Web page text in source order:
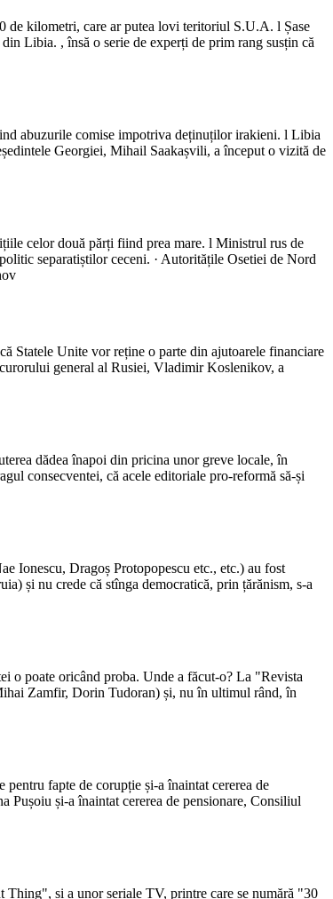
de kilometri, care ar putea lovi teritoriul S.U.A. l Șase
Libia. , însă o serie de experți de prim rang susțin că
abuzurile comise impotriva deținuților irakieni. l Libia
Georgiei, Mihail Saakașvili, a început o vizită de
celor două părți fiind prea mare. l Ministrul rus de
separatiștilor ceceni. · Autoritățile Osetiei de Nord
Statele Unite vor reține o parte din ajutoarele financiare
general al Rusiei, Vladimir Koslenikov, a
dădea înapoi din pricina unor greve locale, în
consecventei, că acele editoriale pro-reformă să-și
Ionescu, Dragoș Protopopescu etc., etc.) au fost
și nu crede că stînga democratică, prin țărănism, s-a
o poate oricând proba. Unde a făcut-o? La "Revista
Zamfir, Dorin Tudoran) și, nu în ultimul rând, în
fapte de corupție și-a înaintat cererea de
Pușoiu și-a înaintat cererea de pensionare, Consiliul
și a unor seriale TV, printre care se numără "30